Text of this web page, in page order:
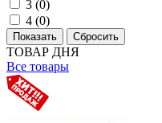
3 (0)
4 (0)
ТОВАР ДНЯ
Все товары